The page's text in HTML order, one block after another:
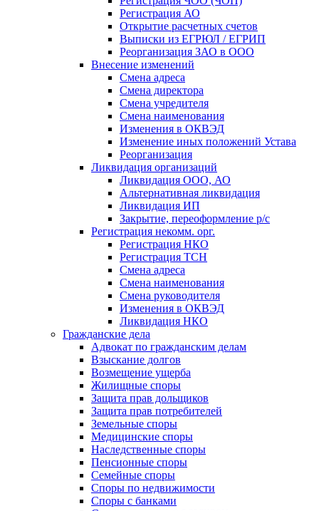
Регистрация АО
Открытие расчетных счетов
Выписки из ЕГРЮЛ / ЕГРИП
Реорганизация ЗАО в ООО
Внесение изменений
Смена адреса
Смена директора
Cмена учредителя
Смена наименования
Изменения в ОКВЭД
Изменение иных положений Устава
Реорганизация
Ликвидация организаций
Ликвидация ООО, АО
Альтернативная ликвидация
Ликвидация ИП
Закрытие, переоформление р/с
Регистрация некомм. орг.
Регистрация НКО
Регистрация ТСН
Смена адреса
Смена наименования
Смена руководителя
Изменения в ОКВЭД
Ликвидация НКО
Гражданские дела
Адвокат по гражданским делам
Взыскание долгов
Возмещение ущерба
Жилищные споры
Защита прав дольщиков
Защита прав потребителей
Земельные споры
Медицинские споры
Наследственные споры
Пенсионные споры
Семейные споры
Cпоры по недвижимости
Споры с банками